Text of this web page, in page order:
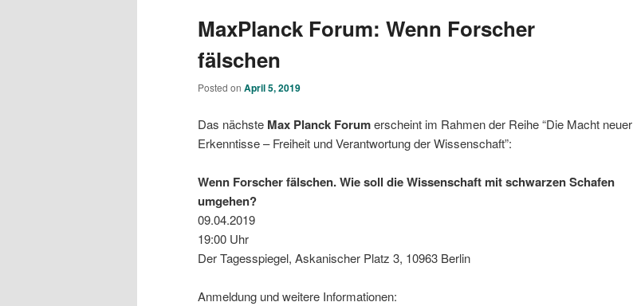
MaxPlanck Forum: Wenn Forscher
fälschen
Posted on April 5, 2019
Das nächste Max Planck Forumerscheint im Rahmen der Reihe “Die Macht neuer
Erkenntisse – Freiheit und Verantwortung der Wissenschaft”:
Wenn Forscher fälschen. Wie soll die Wissenschaft mit schwarzen Schafen
umgehen?
09.04.2019
19:00 Uhr
Der Tagesspiegel, Askanischer Platz 3, 10963 Berlin
Anmeldung und weitere Informationen: